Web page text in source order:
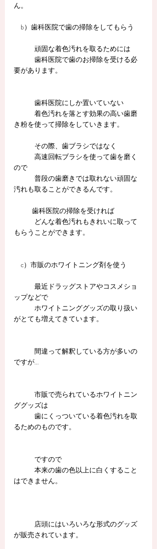
ん。
b）歯科医院で歯の掃除をしてもらう
頑固な着色汚れを取るためには
歯科医院で歯のお掃除を受ける必
要があります。
歯科医院にしか置いていない
着色汚れを落とす効果の高い歯磨
き粉を使って掃除をしていきます。
その際、歯ブラシではなく
高速回転ブラシを使って歯を磨く
ので
普段の歯磨きでは取れない頑固な
汚れも取ることができるんです。
歯科医院の掃除を受ければ
どんな着色汚れもきれいに取って
もらうことができます。
c）市販のホワイトニング剤を使う
最近ドラッグストアやコスメショ
ップなどで
ホワイトニンググッズの取り扱い
がとても増えてきています。
間違って解釈している方が多いの
ですが...
市販で売られているホワイトニン
ググッズは
歯にくっついている着色汚れを取
るためのものです。
ですので
本来の歯の色以上に白くすること
はできません。
店頭にはいろいろな形式のグッズ
が販売されています。